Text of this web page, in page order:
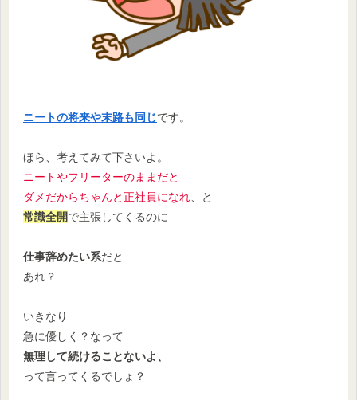
ニートの将来や末路も同じです。
ほら、考えてみて下さいよ。
ニートやフリーターのままだと
ダメだからちゃんと正社員になれ 、と
常識全開で主張してくるのに
仕事辞めたい系だと
あれ？
いきなり
急に優しく？なって
無理して続けることないよ、
って言ってくるでしょ？